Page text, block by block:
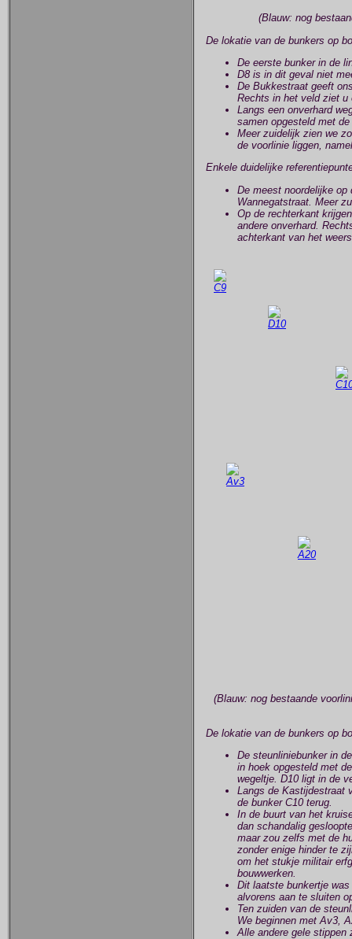
(Blauw: nog
De lokatie van de bunkers op
De eerste bunker in de
D8 is in dit geval niet
De Bukkestraat geeft
Rechts in het veld ziet u
Langs een onverhard
samen opgesteld met
Meer zuidelijk zien we
de voorlinie liggen,
Enkele duidelijke
De meest noordelijke op
Wannegatstraat. Meer
Op de rechterkant
andere onverhard.
achterkant van het
(Blauw: nog bestaande
De lokatie van de bunkers op
De steunliniebunker in
in hoek opgesteld met
wegeltje. D10 ligt in de
Langs de Kastijdestraat
de bunker C10 terug.
In de buurt van het
dan schandalig
maar zou zelfs met de
zonder enige hinder te
om het stukje militair
bouwwerken.
Dit laatste bunkertje
alvorens aan te sluiten
Ten zuiden van de
We beginnen met Av3,
Alle andere gele stippen